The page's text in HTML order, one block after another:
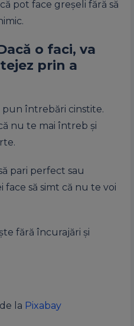
pot face greşeli fără să
o faci, va
prin a
pun întrebări cinstite.
nu te mai întreb şi
pari perfect sau
face să simt că nu te voi
fără încurajări şi
de la Pixabay